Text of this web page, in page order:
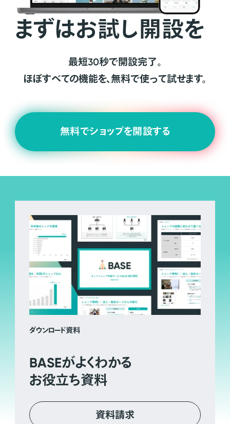
まずはお試し開設を
最短30秒で開設完了。
ほぼすべての機能を、無料で使って試せます。
無料でショップを開設する
ダウンロード資料
BASEがよくわかる
お役立ち資料
資料請求